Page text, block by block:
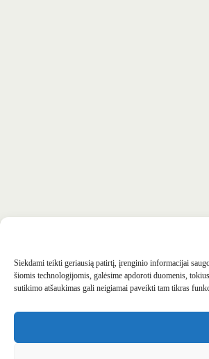
Siekdami teikti geriausią patirtį, įrenginio informacijai
šiomis technologijomis, galėsime apdoroti duomenis,
sutikimo atšaukimas gali neigiamai paveikti tam tikras